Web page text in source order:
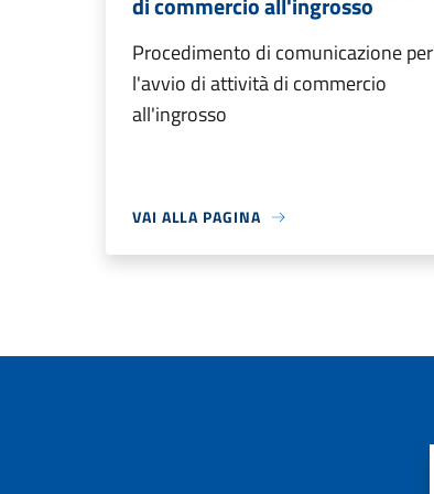
Procedimento di comunicazione per
l'avvio di attività di commercio
all'ingrosso
VAI ALLA PAGINA